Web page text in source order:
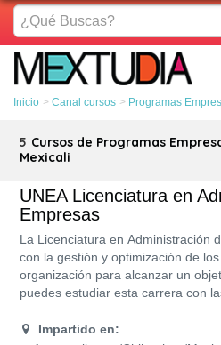
¿Qué
Buscas?
Inicio Canal cursos Programas
5 Cursos de Programas
Mexicali
UNEA Licenciatura en
Empresas
La Licenciatura en Administración
con la gestión y optimización de
organización para alcanzar un
puedes estudiar esta carrera con
de la red de universidades ALIAT,
Impartido en: